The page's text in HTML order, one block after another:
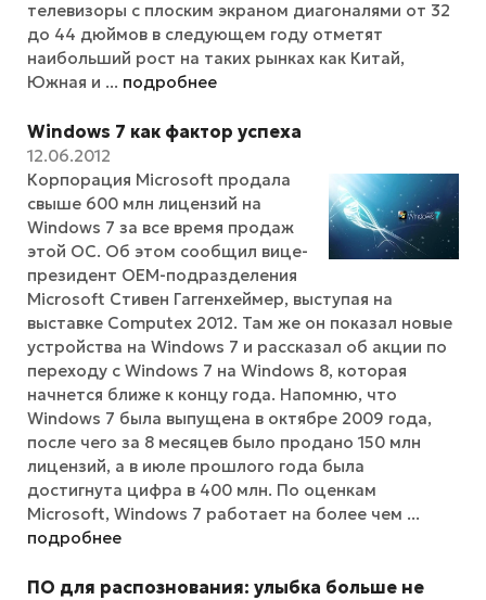
телевизоры с плоским экраном диагоналями от 32
до 44 дюймов в следующем году отметят
наибольший рост на таких рынках как Китай,
Южная и ... подробнее
Windows 7 как фактор успеха
12.06.2012
Корпорация Microsoft продала
свыше 600 млн лицензий на
Windows 7 за все время продаж
этой ОС. Об этом сообщил вице-
президент OEM-подразделения
Microsoft Стивен Гаггенхеймер, выступая на
выставке Computex 2012. Там же он показал новые
устройства на Windows 7 и рассказал об акции по
переходу с Windows 7 на Windows 8, которая
начнется ближе к концу года. Напомню, что
Windows 7 была выпущена в октябре 2009 года,
после чего за 8 месяцев было продано 150 млн
лицензий, а в июле прошлого года была
достигнута цифра в 400 млн. По оценкам
Microsoft, Windows 7 работает на более чем ...
подробнее
ПО для распознования: улыбка больше не